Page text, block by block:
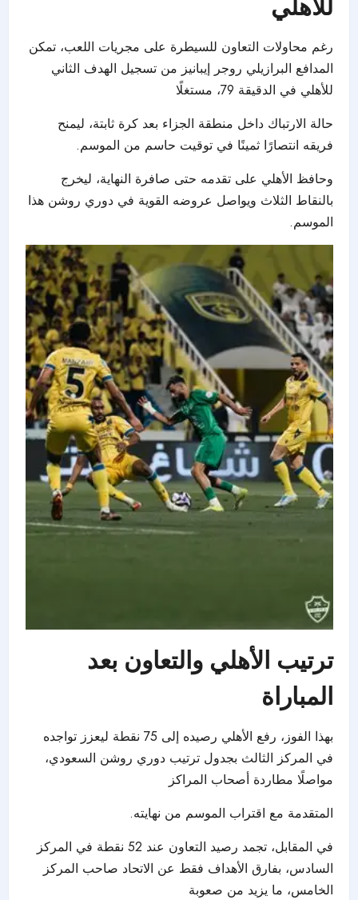
رغم محاولات التعاون للسيطرة على مجريات اللعب، تمكن
المدافع البرازيلي روجر إيبانيز من تسجيل الهدف الثاني
للأهلي في الدقيقة 79، مستغلًا
حالة الارتباك داخل منطقة الجزاء بعد كرة ثابتة، ليمنح
فريقه انتصارًا ثمينًا في توقيت حاسم من الموسم.
وحافظ الأهلي على تقدمه حتى صافرة النهاية، ليخرج
بالنقاط الثلاث ويواصل عروضه القوية في دوري روشن هذا
الموسم.
ترتيب الأهلي والتعاون بعد
المباراة
بهذا الفوز، رفع الأهلي رصيده إلى 75 نقطة ليعزز تواجده
في المركز الثالث بجدول ترتيب دوري روشن السعودي،
مواصلًا مطاردة أصحاب المراكز
المتقدمة مع اقتراب الموسم من نهايته.
في المقابل، تجمد رصيد التعاون عند 52 نقطة في المركز
السادس، بفارق الأهداف فقط عن الاتحاد صاحب المركز
الخامس، ما يزيد من صعوبة